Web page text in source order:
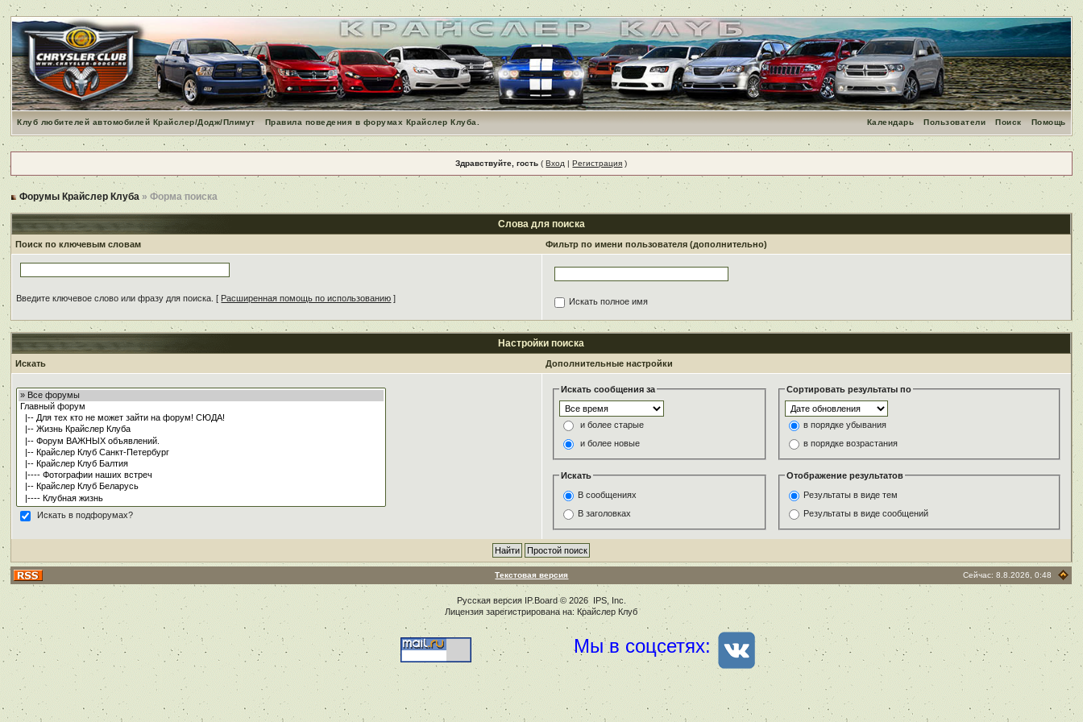
Клуб любителей автомобилей Крайслер/Додж/Плимут Правила поведения в форумах Крайслер Клуба. Помощь
Поиск
Пользователи
Календарь
Здравствуйте, гость (Вход |Регистрация )
Форумы Крайслер Клуба » Форма поиска
Слова для поиска
Поиск по ключевым словам Фильтр по имени пользователя (дополнительно)
Введите ключевое слово или фразу для поиска. [ Расширенная помощь по использованию ] Искать полное имя
Настройки поиска
Искать Дополнительные настройки
Искать в подфорумах?
Искать сообщения за
и более старые
и более новые
Сортировать результаты по
в порядке убывания
в порядке возрастания
Искать
В сообщениях
В заголовках
Отображение результатов
Результаты в виде тем
Результаты в виде сообщений
Текстовая версия Сейчас: 8.8.2026, 0:48
Русская версия IP.Board© 2026 IPS, Inc
Лицензия зарегистрирована на: Крайслер Клуб
Мы в соцсетях: